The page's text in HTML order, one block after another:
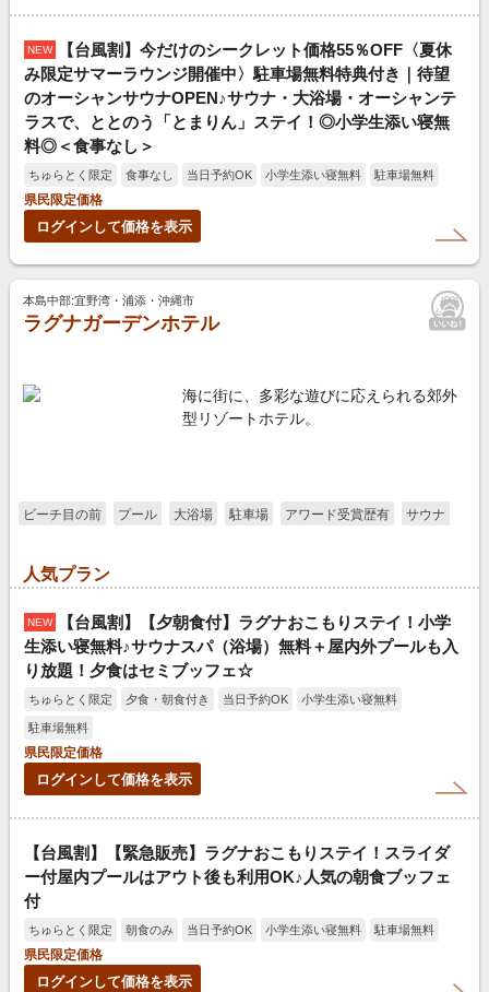
NEW
【台風割】今だけのシークレット価格55％OFF〈夏休
み限定サマーラウンジ開催中〉駐車場無料特典付き｜待望
のオーシャンサウナOPEN♪サウナ・大浴場・オーシャンテ
ラスで、ととのう「とまりん」ステイ！◎小学生添い寝無
料◎＜食事なし＞
ちゅらとく限定 食事なし 当日予約OK 小学生添い寝無料
駐車場無料
県民限定価格
ログインして価格を表示
本島中部:宜野湾・浦添・沖縄市
ラグナガーデンホテル
海に街に、多彩な遊びに応えられる郊外
型リゾートホテル。
ビーチ目の前 プール 大浴場 駐車場 アワード受賞歴有 サウナ
人気プラン
NEW
【台風割】【夕朝食付】ラグナおこもりステイ！小学
生添い寝無料♪サウナスパ（浴場）無料＋屋内外プールも入
り放題！夕食はセミブッフェ☆
ちゅらとく限定 夕食・朝食付き 当日予約OK 小学生添い寝無料
駐車場無料
県民限定価格
ログインして価格を表示
【台風割】【緊急販売】ラグナおこもりステイ！スライダ
ー付屋内プールはアウト後も利用OK♪人気の朝食ブッフェ
付
ちゅらとく限定 朝食のみ 当日予約OK 小学生添い寝無料
駐車場無料
県民限定価格
ログインして価格を表示